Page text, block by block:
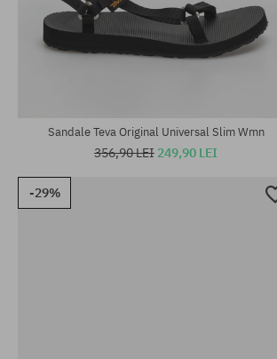
Sandale Teva Original Universal Slim Wmn
356,90 LEI 249,90 LEI
-29%